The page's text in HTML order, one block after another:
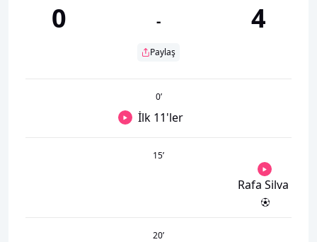
0 -
Paylaş
4
0’
İlk 11'ler
15’
Rafa Silva
20’